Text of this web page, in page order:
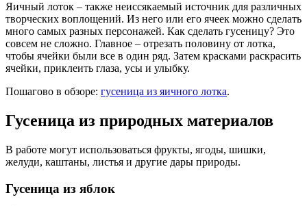
Яичный лоток – также неиссякаемый источник для различных
творческих воплощений. Из него или его ячеек можно сделать
много самых разных персонажей. Как сделать гусеницу? Это
совсем не сложно. Главное – отрезать половину от лотка,
чтобы ячейки были все в один ряд. Затем красками раскрасить
ячейки, приклеить глаза, усы и улыбку.
Пошагово в обзоре: гусеница из яичного лотка.
Гусеница из природных материалов
В работе могут использоваться фрукты, ягоды, шишки,
желуди, каштаны, листья и другие дары природы.
Гусеница из яблок